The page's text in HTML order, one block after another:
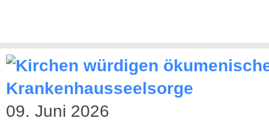
09. Juni 2026